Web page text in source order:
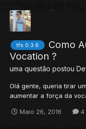
tfs 0.3.6
Como
Vocation ?
uma questão postou
Olá gente, queria tirar
aumentar a força da
id="320" name="[VIP]
Maio 26, 2016 4